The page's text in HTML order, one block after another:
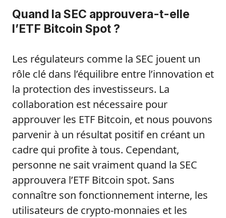
Quand la SEC approuvera-t-elle
l’ETF Bitcoin Spot ?
Les régulateurs comme la SEC jouent un
rôle clé dans l’équilibre entre l’innovation et
la protection des investisseurs. La
collaboration est nécessaire pour
approuver les ETF Bitcoin, et nous pouvons
parvenir à un résultat positif en créant un
cadre qui profite à tous. Cependant,
personne ne sait vraiment quand la SEC
approuvera l’ETF Bitcoin spot. Sans
connaître son fonctionnement interne, les
utilisateurs de crypto-monnaies et les